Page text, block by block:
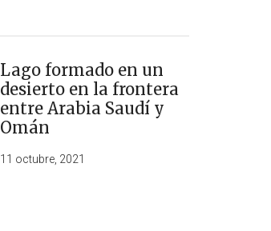
Lago formado en un
desierto en la frontera
entre Arabia Saudí y
Omán
11 octubre, 2021